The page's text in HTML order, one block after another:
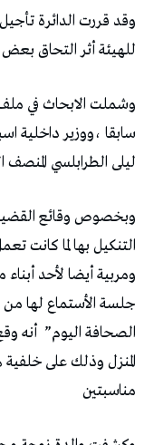
وقد قررت الدائرة تأجيل
للهيئة أثر التحاق
وشملت الابحاث في
سابقا ،ووزير داخلية
ليلى الطرابلسي المنصف
وبخصوص وقائع القضية
التنكيل بها لما كانت
ومربية أيضا لأحد
جلسة الأستماع لها من
الصحافة اليوم” أنه
المنزل وذلك على
مناسبتين